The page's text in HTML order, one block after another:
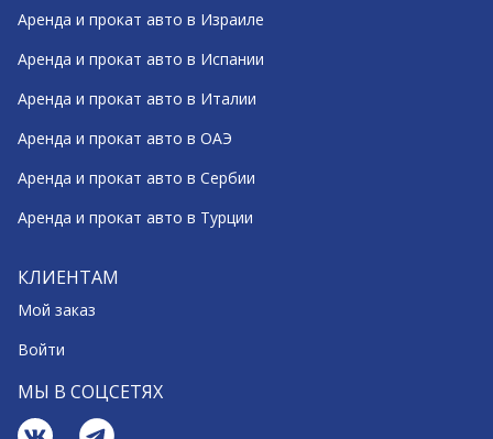
Аренда и прокат авто в Израиле
Аренда и прокат авто в Испании
Аренда и прокат авто в Италии
Аренда и прокат авто в ОАЭ
Аренда и прокат авто в Сербии
Аренда и прокат авто в Турции
КЛИЕНТАМ
Мой заказ
Войти
МЫ В СОЦСЕТЯХ